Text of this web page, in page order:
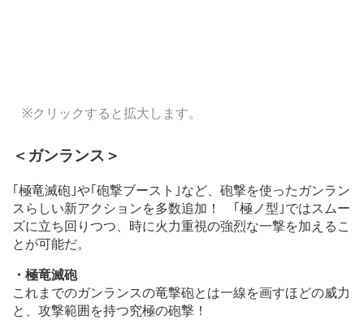
※クリックすると拡大します。
＜ガンランス＞
｢極竜滅砲｣や｢砲撃ブースト｣など、砲撃を使ったガンラン
スらしい新アクションを多数追加！ ｢極ノ型｣ではスムー
ズに立ち回りつつ、時に火力重視の強烈な一撃を加えるこ
とが可能だ。
・極竜滅砲
これまでのガンランスの竜撃砲とは一線を画すほどの威力
と、攻撃範囲を持つ究極の砲撃！